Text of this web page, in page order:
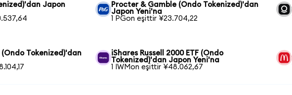
Japon
Procter & Gamble (Ondo Tokenized)'dan
Japon Yeni'na
1 PGon eşittir ¥23.704,22
Tokenized)'dan
iShares Russell 2000 ETF (Ondo
Tokenized)'dan Japon Yeni'na
1 IWMon eşittir ¥48.062,67